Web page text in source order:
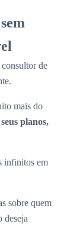
de
mais do
planos,
infinitos em
sobre quem
deseja